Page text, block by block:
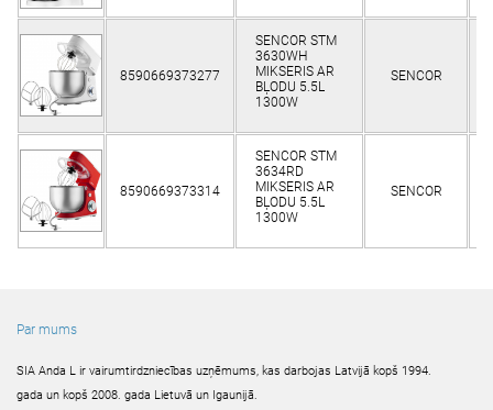
8590669373277
SENCOR STM
3630WH
MIKSERIS AR
BĻODU 5.5L
1300W
SENCOR
8590669373314
SENCOR STM
3634RD
MIKSERIS AR
BĻODU 5.5L
1300W
SENCOR
Par mums
SIA Anda L ir vairumtirdzniecības uzņēmums, kas darbojas Latvijā kopš 1994.
gada un kopš 2008. gada Lietuvā un Igaunijā.